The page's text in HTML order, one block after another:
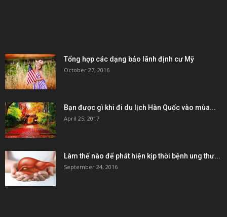
Tổng hợp các dạng bảo lãnh định cư Mỹ
October 27, 2016
Bạn được gì khi đi du lịch Hàn Quốc vào mùa...
April 25, 2017
Làm thế nào để phát hiện kịp thời bệnh ung thư...
September 24, 2016